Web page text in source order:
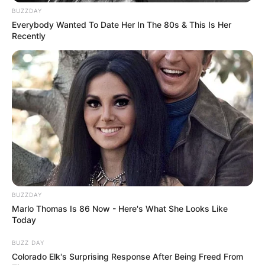
Unter denschönsten Ausflugsziele und
Sehenswürdigkeiten in Deutschlandwerden lohnende
Berglandschaften ,Felsenregionen,Schluchten
Wässerfälle,romantische Flusstäler undNaturattraktionen
vorgestellt.
Bald ist Mariä Himmelfahrt: Sonnabend, den
15.08.2026
Erlebnisse buchen und Gutscheine als Geschenk:
Puzzle
BUZZDAY
Everybody Wanted To Date Her In The 80s & This Is Her
Recently
BUZZDAY
Marlo Thomas Is 86 Now - Here's What She Looks Like
Today
BUZZ DAY
Colorado Elk's Surprising Response After Being Freed From